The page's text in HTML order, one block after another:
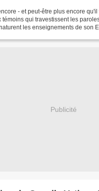
- et peut-être plus encore
témoins qui travestissent les
les enseignements de son
Publicité